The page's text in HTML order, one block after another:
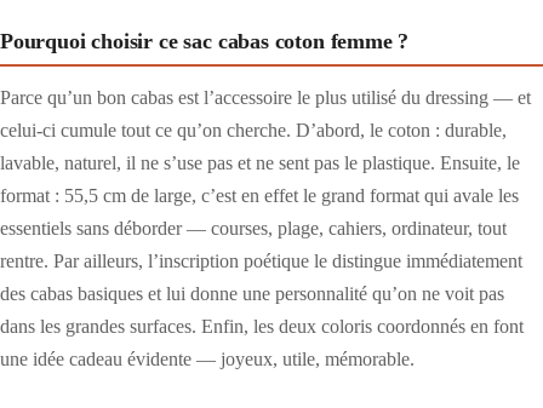
Pourquoi choisir ce sac cabas coton femme ?
Parce qu’un bon cabas est l’accessoire le plus utilisé du dressing — et
celui-ci cumule tout ce qu’on cherche. D’abord, le coton : durable,
lavable, naturel, il ne s’use pas et ne sent pas le plastique. Ensuite, le
format : 55,5 cm de large, c’est en effet le grand format qui avale les
essentiels sans déborder — courses, plage, cahiers, ordinateur, tout
rentre. Par ailleurs, l’inscription poétique le distingue immédiatement
des cabas basiques et lui donne une personnalité qu’on ne voit pas
dans les grandes surfaces. Enfin, les deux coloris coordonnés en font
une idée cadeau évidente — joyeux, utile, mémorable.